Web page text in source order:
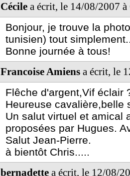
Cécile a écrit, le 14/08/2007
Bonjour, je trouve la
tunisien) tout
Bonne journée à tous!
Francoise Amiens a écrit, le
Flêche d'argent,Vif éclair
Heureuse cavalière,belle
Un salut virtuel et amical
proposées par Hugues.
Salut Jean-Pierre.
à bientôt Chris.....
bernadette a écrit, le 12/08/